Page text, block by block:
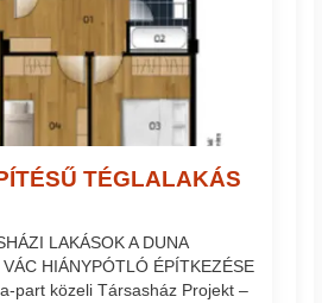
TÉGLALAKÁS
LAKÁSOK A DUNA
HIÁNYPÓTLÓ ÉPÍTKEZÉSE
part közeli Társasház Projekt –